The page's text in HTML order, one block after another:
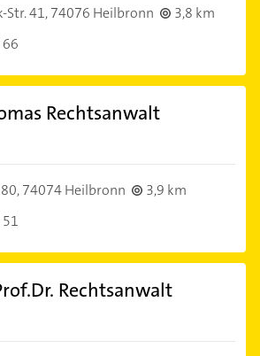
Str. 41,74076 Heilbronn
3,8 km
Rechtsanwalt
74074 Heilbronn
3,9 km
Rechtsanwalt